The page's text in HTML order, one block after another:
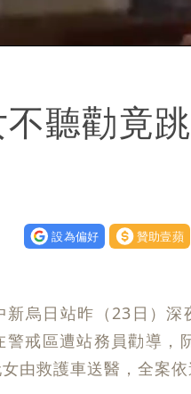
68.03%
不聽勸竟
設為偏好 贊助壹蘋
新烏日站昨（23日）
戒區遭站務員勸導，
由救護車送醫，全案依